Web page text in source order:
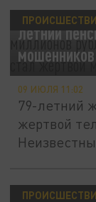
более 95
летний
мошенников
09 ИЮЛЯ 11:02
79-летний
жертвой